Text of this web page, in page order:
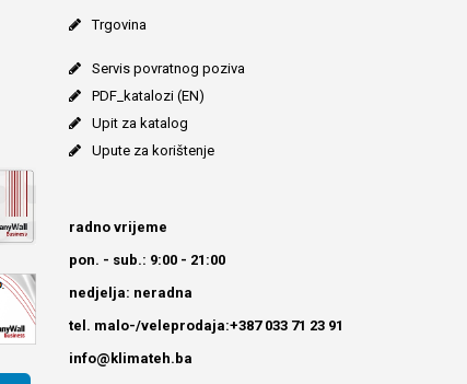
Trgovina
Servis povratnog poziva
PDF_katalozi (EN)
Upit za katalog
Upute za korištenje
radno vrijeme
pon. - sub.: 9:00 - 21:00
nedjelja: neradna
tel. malo-/veleprodaja:+387 033 71 23 91
info@klimateh.ba